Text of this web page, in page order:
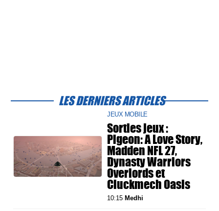
LES DERNIERS ARTICLES
JEUX MOBILE
Sorties jeux :
Pigeon: A Love Story,
Madden NFL 27,
Dynasty Warriors
Overlords et
Cluckmech Oasis
10:15 Medhi